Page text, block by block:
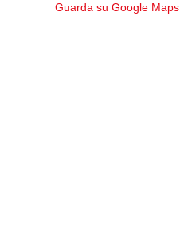
Guarda su Google Maps